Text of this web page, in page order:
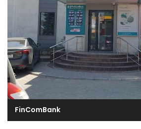
FinComBank